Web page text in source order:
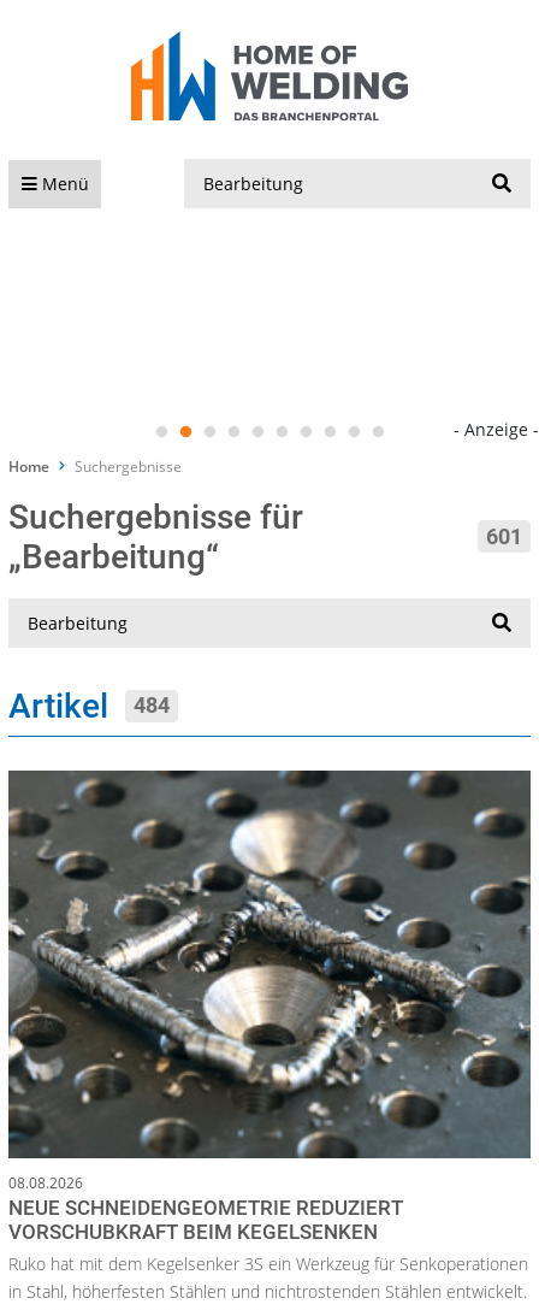
Menü
- Anzeige -
Home Suchergebnisse
Suchergebnisse für
„Bearbeitung“
601
Artikel 484
08.08.2026
NEUE SCHNEIDENGEOMETRIE REDUZIERT
VORSCHUBKRAFT BEIM KEGELSENKEN
Ruko hat mit dem Kegelsenker 3S ein Werkzeug für Senkoperationen
in Stahl, höherfesten Stählen und nichtrostenden Stählen entwickelt.